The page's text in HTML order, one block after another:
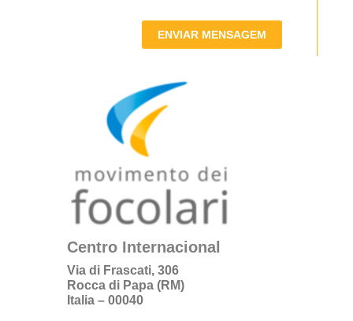
ENVIAR MENSAGEM
Centro Internacional
Via di Frascati, 306
Rocca di Papa (RM)
Italia – 00040